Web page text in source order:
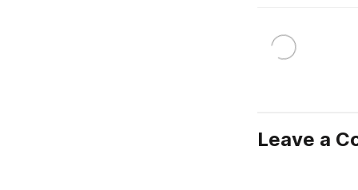
Leave a